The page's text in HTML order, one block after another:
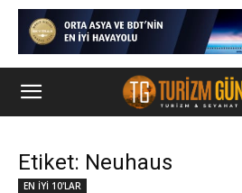
Etiket: Neuhaus
EN İYİ 10'LAR